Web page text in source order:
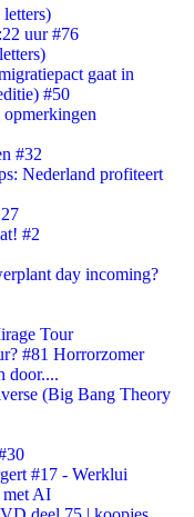
uur #76
gaat in
#50
opmerkingen
#32
Nederland profiteert
#2
day incoming?
Tour
#81 Horrorzomer
door....
(Big Bang Theory
#17 - Werklui
met AI